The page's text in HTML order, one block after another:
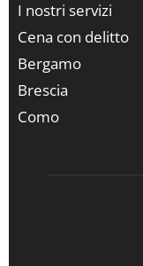
I nostri servizi
Cena con delitto
Bergamo
Brescia
Como